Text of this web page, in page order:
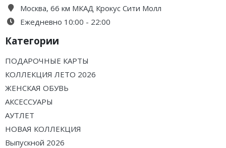
Москва, 66 км МКАД Крокус Сити Молл
Ежедневно 10:00 - 22:00
Категории
ПОДАРОЧНЫЕ КАРТЫ
КОЛЛЕКЦИЯ ЛЕТО 2026
ЖЕНСКАЯ ОБУВЬ
АКСЕССУАРЫ
АУТЛЕТ
НОВАЯ КОЛЛЕКЦИЯ
Выпускной 2026